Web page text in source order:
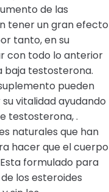
de las
tener un gran efecto
tanto, en su
con todo lo anterior
baja testosterona.
pueden
vitalidad ayudando
testosterona, .
naturales que han
hacer que el cuerpo
formulado para
los esteroides